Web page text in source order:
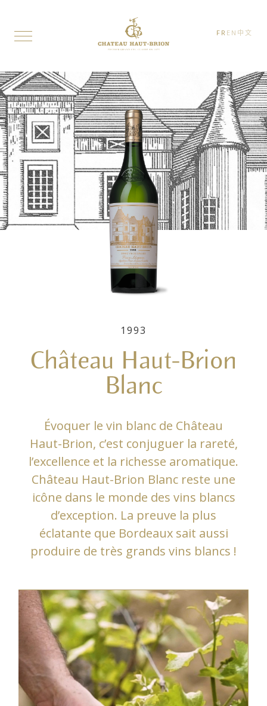
FR EN 中文
1993
Château Haut-Brion
Blanc
Évoquer le vin blanc de Château
Haut-Brion, c’est conjuguer la rareté,
l’excellence et la richesse aromatique.
Château Haut-Brion Blanc reste une
icône dans le monde des vins blancs
d’exception. La preuve la plus
éclatante que Bordeaux sait aussi
produire de très grands vins blancs !